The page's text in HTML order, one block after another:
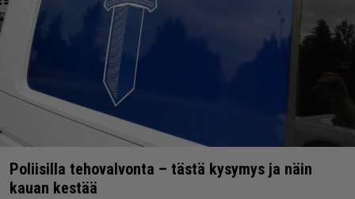
Poliisilla tehovalvonta – tästä kysymys ja näin
kauan kestää